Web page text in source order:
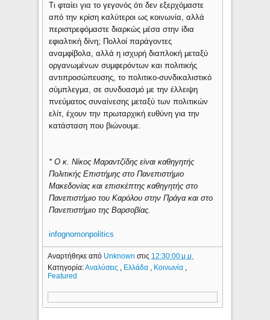
Τι φταίει για το γεγονός ότι δεν εξερχόμαστε
από την κρίση καλύτεροι ως κοινωνία, αλλά
περιστρεφόμαστε διαρκώς μέσα στην ίδια
εφιαλτική δίνη; Πολλοί παράγοντες
αναμφίβολα, αλλά η ισχυρή διαπλοκή μεταξύ
οργανωμένων συμφερόντων και πολιτικής
αντιπροσώπευσης, το πολιτικο-συνδικαλιστικό
σύμπλεγμα, σε συνδυασμό με την έλλειψη
πνεύματος συναίνεσης μεταξύ των πολιτικών
ελίτ, έχουν την πρωταρχική ευθύνη για την
κατάσταση που βιώνουμε.
* Ο κ. Νίκος Μαραντζίδης είναι καθηγητής
Πολιτικής Επιστήμης στο Πανεπιστήμιο
Μακεδονίας και επισκέπτης καθηγητής στο
Πανεπιστήμιο του Καρόλου στην Πράγα και στο
Πανεπιστήμιο της Βαρσοβίας.
infognomonpolitics
Αναρτήθηκε από Unknownστις 12:30:00 μ.μ.
Κατηγορία:Αναλύσεις Ελλάδα Κοινωνία
Featured